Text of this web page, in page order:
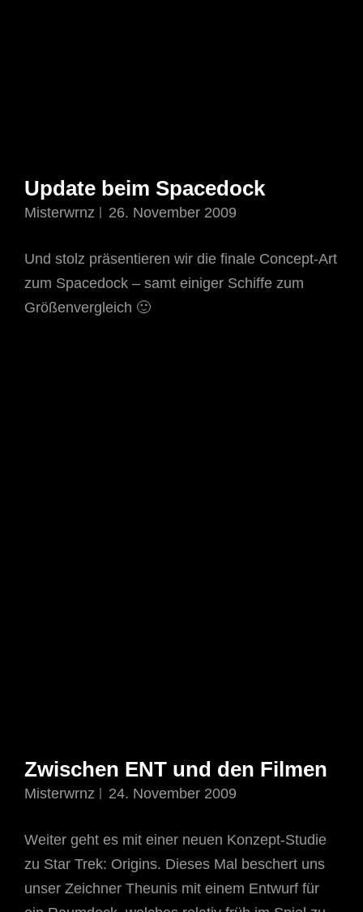
Update beim Spacedock
Misterwrnz 26. November 2009
Und stolz präsentieren wir die finale Concept-Art
zum Spacedock – samt einiger Schiffe zum
Größenvergleich 🙂
Zwischen ENT und den Filmen
Misterwrnz 24. November 2009
Weiter geht es mit einer neuen Konzept-Studie
zu Star Trek: Origins. Dieses Mal beschert uns
unser Zeichner Theunis mit einem Entwurf für